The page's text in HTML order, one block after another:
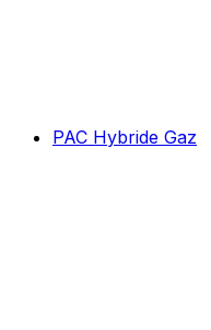
PAC Hybride Gaz